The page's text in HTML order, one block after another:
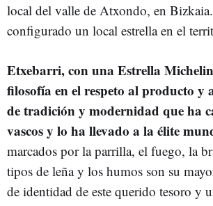
local del valle de Atxondo, en
configurado un local estrella en el
Etxebarri, con una Estrella
filosofía en el respeto al producto y
de tradición y modernidad que ha
vascos y lo ha llevado a la élite
marcados por la parrilla, el fuego, la
tipos de leña y los humos son su
de identidad de este querido tesoro y